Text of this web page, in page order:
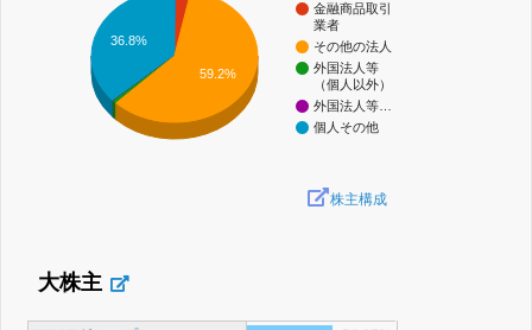
金融商品取引
業者
その他の法人
外国法人等
（個人以外）
外国法人等…
個人その他
36.8%
59.2%
株主構成
大株主